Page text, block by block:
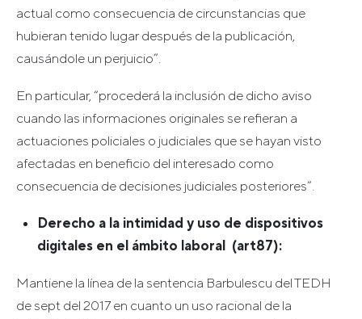
actual como consecuencia de circunstancias que
hubieran tenido lugar después de la publicación,
causándole un perjuicio”.
En particular, “procederá la inclusión de dicho aviso
cuando las informaciones originales se refieran a
actuaciones policiales o judiciales que se hayan visto
afectadas en beneficio del interesado como
consecuencia de decisiones judiciales posteriores”.
Derecho a la intimidad y uso de dispositivos
digitales en el ámbito laboral (art87):
Mantiene la línea de la sentencia Barbulescu del TEDH
de sept del 2017 en cuanto un uso racional de la